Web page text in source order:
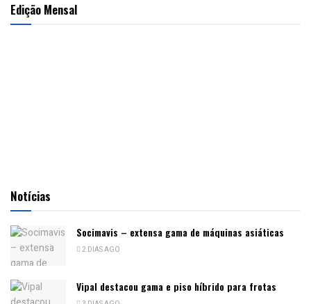
Edição Mensal
Notícias
Socimavis – extensa gama de máquinas asiáticas
2 DIAS AGO
Vipal destacou gama e piso híbrido para frotas